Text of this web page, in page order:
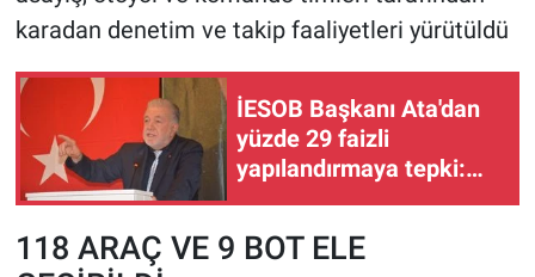
karadan denetim ve takip faaliyetleri yürütüldü
İESOB Başkanı Ata'dan
yüzde 29 faizli
yapılandırmaya tepki:
118 ARAÇ VE 9 BOT ELE